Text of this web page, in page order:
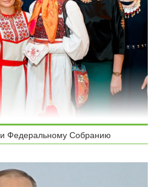
Федеральному Собранию